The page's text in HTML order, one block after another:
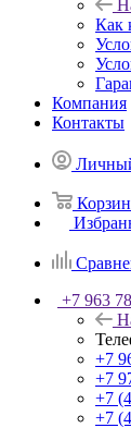
Как
Компания
Контакты
+7 963
+7
+7
+7
+7